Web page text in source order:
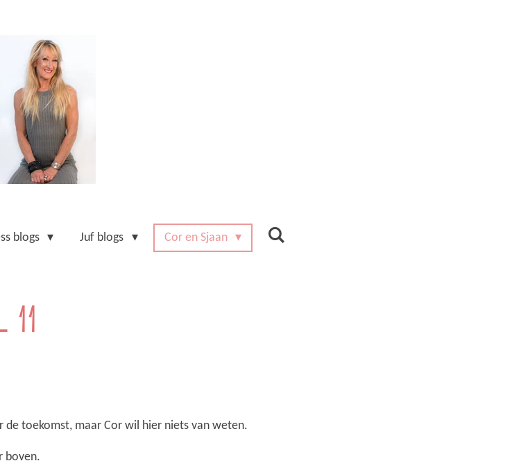
blogs Juf blogs Cor en Sjaan
de toekomst, maar Cor wil hier niets van weten.
boven.